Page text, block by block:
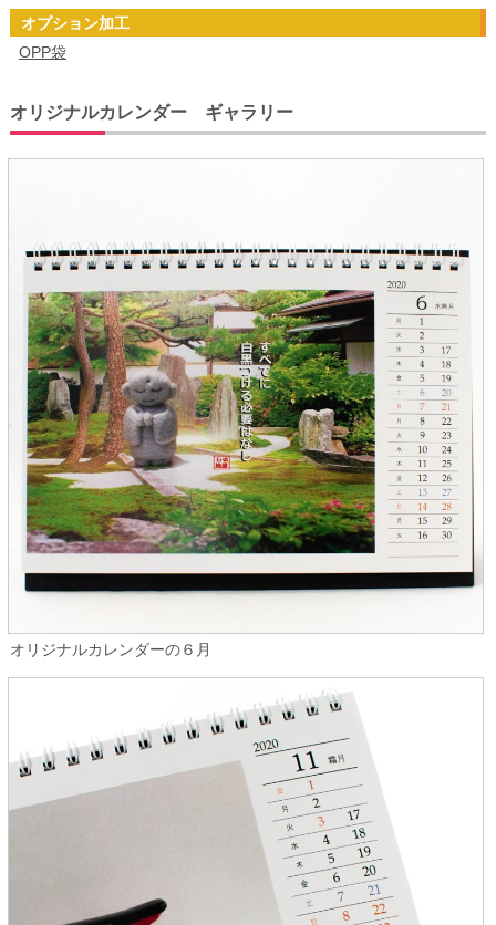
オプション加工
OPP袋
オリジナルカレンダー ギャラリー
オリジナルカレンダーの６月